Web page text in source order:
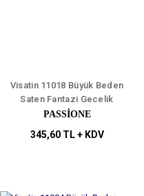
Visatin 11018 Büyük Beden
Saten Fantazi Gecelik
PASSİONE
345,60 TL + KDV